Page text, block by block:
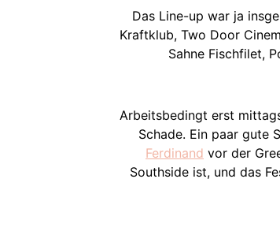
Das Line-up war ja
Kraftklub, Two Door
Sahne Fischfilet,
Arbeitsbedingt erst
Schade. Ein paar gute
Ferdinand vor der
Southside ist, und das